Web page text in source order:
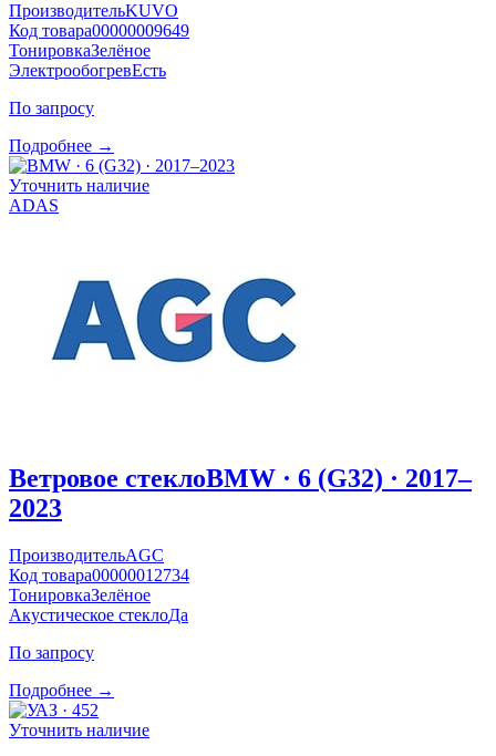
ПроизводительKUVO
Код товара00000009649
ТонировкаЗелёное
ЭлектрообогревЕсть
По запросу
Подробнее →
Уточнить наличие
ADAS
Ветровое стеклоBMW · 6 (G32) · 2017–
2023
ПроизводительAGC
Код товара00000012734
ТонировкаЗелёное
Акустическое стеклоДа
По запросу
Подробнее →
Уточнить наличие